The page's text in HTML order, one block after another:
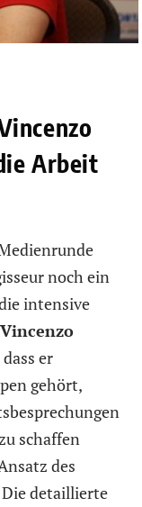
Arbeit
noch ein
intensive
Vincenzo
er
gehört,
schaffen
des
detaillierte